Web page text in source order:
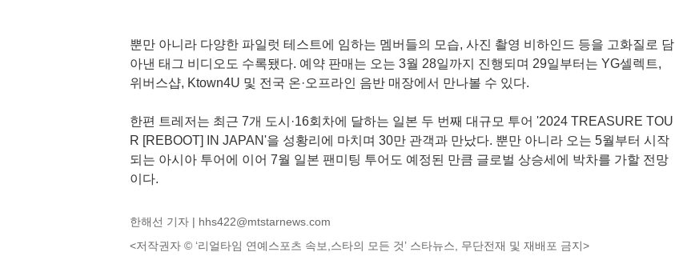
뿐만 아니라 다양한 파일럿 테스트에 임하는 멤버들의 모습, 사진 촬영 비하인드 등을 고화질로 담
아낸 태그 비디오도 수록됐다. 예약 판매는 오는 3월 28일까지 진행되며 29일부터는 YG셀렉트,
위버스샵, Ktown4U 및 전국 온·오프라인 음반 매장에서 만나볼 수 있다.
한편 트레저는 최근 7개 도시·16회차에 달하는 일본 두 번째 대규모 투어 '2024 TREASURE TOU
R [REBOOT] IN JAPAN'을 성황리에 마치며 30만 관객과 만났다. 뿐만 아니라 오는 5월부터 시작
되는 아시아 투어에 이어 7월 일본 팬미팅 투어도 예정된 만큼 글로벌 상승세에 박차를 가할 전망
이다.
한해선 기자 | hhs422@mtstarnews.com
<저작권자 © ‘리얼타임 연예스포츠 속보,스타의 모든 것’ 스타뉴스, 무단전재 및 재배포 금지>